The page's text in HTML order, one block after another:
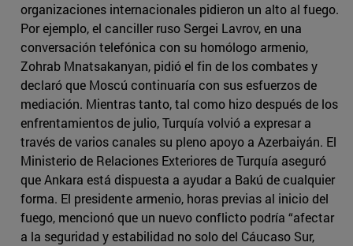
organizaciones internacionales pidieron un alto al fuego.
Por ejemplo, el canciller ruso Sergei Lavrov, en una
conversación telefónica con su homólogo armenio,
Zohrab Mnatsakanyan, pidió el fin de los combates y
declaró que Moscú continuaría con sus esfuerzos de
mediación. Mientras tanto, tal como hizo después de los
enfrentamientos de julio, Turquía volvió a expresar a
través de varios canales su pleno apoyo a Azerbaiyán. El
Ministerio de Relaciones Exteriores de Turquía aseguró
que Ankara está dispuesta a ayudar a Bakú de cualquier
forma. El presidente armenio, horas previas al inicio del
fuego, mencionó que un nuevo conflicto podría “afectar
a la seguridad y estabilidad no solo del Cáucaso Sur,